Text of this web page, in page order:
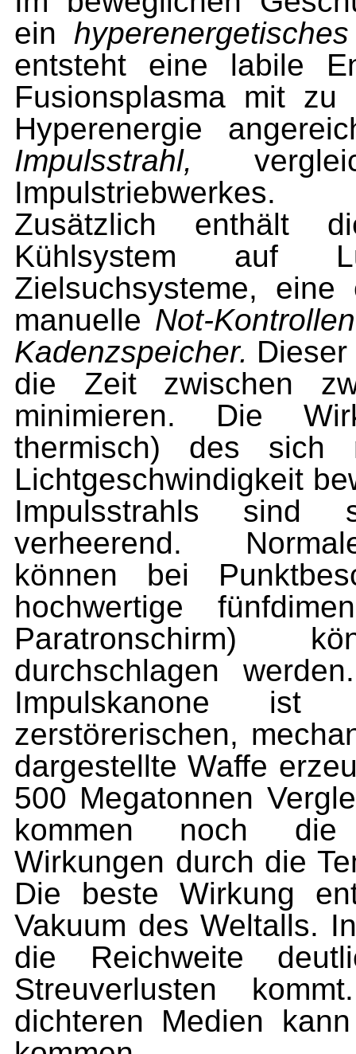
ein
entsteht eine labile
Fusionsplasma mit zu
Hyperenergie
Impulsstrahl,
Impulstriebwerkes.
Zusätzlich enthält
Kühlsystem auf
Zielsuchsysteme,
manuelle Not-Kontrollen
Kadenzspeicher.
die Zeit zwischen
minimieren. Die
thermisch) des
Lichtgeschwindigkeit
Impulsstrahls sind
verheerend.
können bei
hochwertige
Paratronschirm)
durchschlagen
Impulskanone ist
zerstörerischen,
dargestellte Waffe
500 Megatonnen
kommen noch die
Wirkungen durch die
Die beste Wirkung
Vakuum des Weltalls.
die Reichweite
Streuverlusten
dichteren Medien